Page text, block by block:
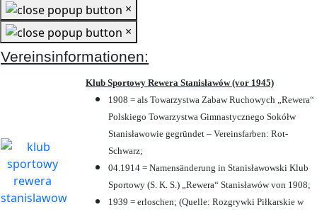
×
×
Vereinsinformationen:
Klub Sportowy Rewera Stanisławów (vor 1945)
1908 = als Towarzystwa Zabaw Ruchowych „Rewera“
Polskiego Towarzystwa Gimnastycznego Sokółw
Stanisławowie gegründet – Vereinsfarben: Rot-
Schwarz;
04.1914 = Namensänderung in Stanisławowski Klub
Sportowy (S. K. S.) „Rewera“ Stanisławów von 1908;
1939 = erloschen; (Quelle: Rozgrywki Piłkarskie w